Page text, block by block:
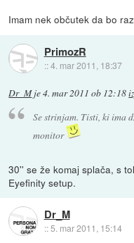
Imam nek občutek da bo
PrimozR
::4. mar 2011, 18:37
Dr_Mje4. mar 2011 ob 12:18
Se strinjam. Tisti, ki ima
monitor
30'' se že komaj splača, s
Eyefinity setup.
Dr_M
::5. mar 2011, 15:14